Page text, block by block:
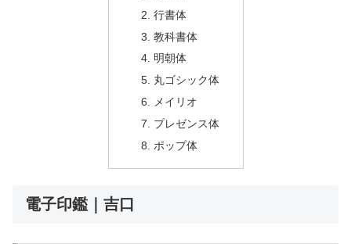
行書体
教科書体
明朝体
丸ゴシック体
メイリオ
プレゼンス体
ポップ体
電子印鑑｜吉口